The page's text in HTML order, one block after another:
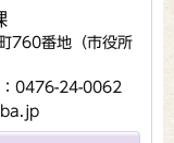
760番地（市役所
：0476-24-0062